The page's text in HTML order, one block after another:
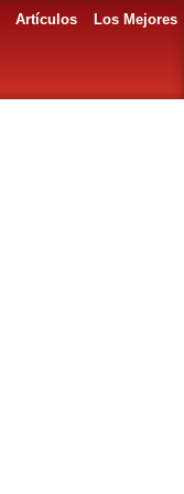
Artículos
Los Mejores